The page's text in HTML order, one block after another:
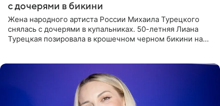
с дочерями в бикини
Жена народного артиста России Михаила Турецкого
снялась с дочерями в купальниках. 50-летняя Лиана
Турецкая позировала в крошечном черном бикини на